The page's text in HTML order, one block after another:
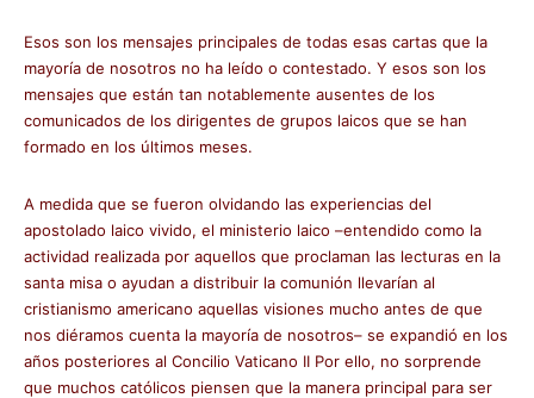
Esos son los mensajes principales de todas esas cartas que la
mayoría de nosotros no ha leído o contestado. Y esos son los
mensajes que están tan notablemente ausentes de los
comunicados de los dirigentes de grupos laicos que se han
formado en los últimos meses.
A medida que se fueron olvidando las experiencias del
apostolado laico vivido, el ministerio laico –entendido como la
actividad realizada por aquellos que proclaman las lecturas en la
santa misa o ayudan a distribuir la comunión llevarían al
cristianismo americano aquellas visiones mucho antes de que
nos diéramos cuenta la mayoría de nosotros– se expandió en los
años posteriores al Concilio Vaticano II Por ello, no sorprende
que muchos católicos piensen que la manera principal para ser